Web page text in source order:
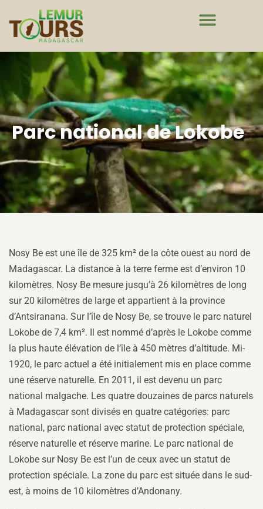
Parc national de Lokobe
Nosy Be est une île de 325 km² de la côte ouest au nord de
Madagascar. La distance à la terre ferme est d’environ 10
kilomètres. Nosy Be mesure jusqu’à 26 kilomètres de long
sur 20 kilomètres de large et appartient à la province
d’Antsiranana. Sur l’île de Nosy Be, se trouve le parc naturel
Lokobe de 7,4 km². Il est nommé d’après le Lokobe comme
la plus haute élévation de l’île à 450 mètres d’altitude. Mi-
1920, le parc actuel a été initialement mis en place comme
une réserve naturelle. En 2011, il est devenu un parc
national malgache. Les quatre douzaines de parcs naturels
à Madagascar sont divisés en quatre catégories: parc
national, parc national avec statut de protection spéciale,
réserve naturelle et réserve marine. Le parc national de
Lokobe sur Nosy Be est l’un de ceux avec un statut de
protection spéciale. La zone du parc est située dans le sud-
est, à moins de 10 kilomètres d’Andonany.